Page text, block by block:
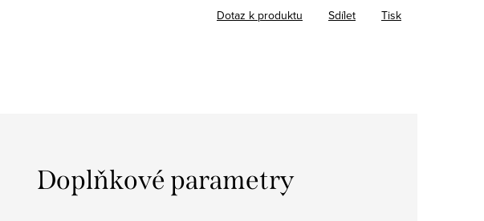
Tisk
Dotaz k produktu Sdílet
Doplňkové parametry